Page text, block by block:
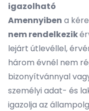
igazolható
Amennyiben a
nem rendelkezik
lejárt útlevéllel,
három évnél nem
bizonyítvánnyal
személyi adat- és
igazolja az